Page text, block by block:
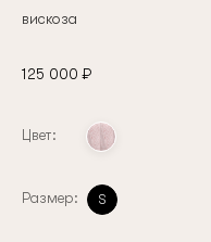
вискоза
125 000 ₽
Цвет:
Размер: S